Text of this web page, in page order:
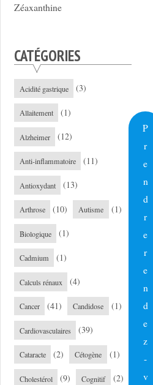
Zéaxanthine
CATÉGORIES
Acidité gastrique (3)
Allaitement (1)
Alzheimer (12)
Anti-inflammatoire (11)
Antioxydant (13)
Arthrose (10) Autisme (1)
Biologique (1)
Cadmium (1)
Calculs rénaux (4)
Cancer (41) Candidose (1)
Cardiovasculaires (39)
Cataracte (2) Cétogène (1)
Cholestérol (9) Cognitif (2)
P
r
e
n
d
r
e
r
e
n
d
e
z
-
v